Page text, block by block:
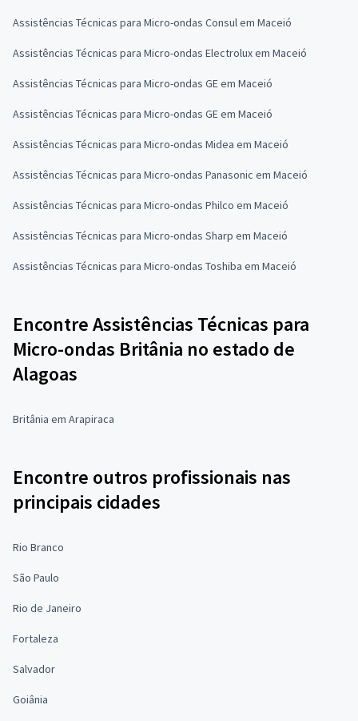
Assistências Técnicas para Micro-ondas Consul em Maceió
Assistências Técnicas para Micro-ondas Electrolux em Maceió
Assistências Técnicas para Micro-ondas GE em Maceió
Assistências Técnicas para Micro-ondas GE em Maceió
Assistências Técnicas para Micro-ondas Midea em Maceió
Assistências Técnicas para Micro-ondas Panasonic em Maceió
Assistências Técnicas para Micro-ondas Philco em Maceió
Assistências Técnicas para Micro-ondas Sharp em Maceió
Assistências Técnicas para Micro-ondas Toshiba em Maceió
Encontre Assistências Técnicas para
Micro-ondas Britânia no estado de
Alagoas
Britânia em Arapiraca
Encontre outros profissionais nas
principais cidades
Rio Branco
São Paulo
Rio de Janeiro
Fortaleza
Salvador
Goiânia